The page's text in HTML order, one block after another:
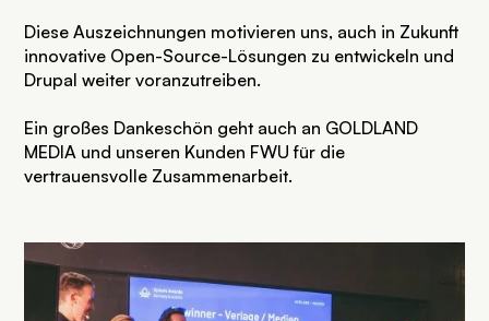
Diese Auszeichnungen motivieren uns, auch in Zukunft
innovative Open-Source-Lösungen zu entwickeln und
Drupal weiter voranzutreiben.
Ein großes Dankeschön geht auch an GOLDLAND
MEDIA und unseren Kunden FWU für die
vertrauensvolle Zusammenarbeit.